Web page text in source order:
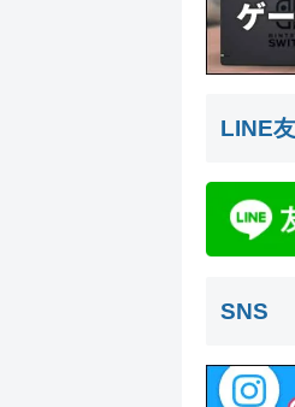
LINE
SNS